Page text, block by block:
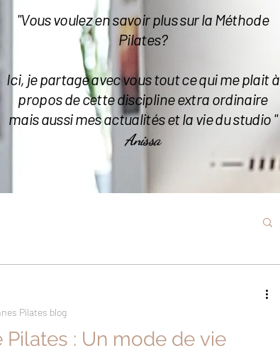
Pilates : Un mode de vie
Pilates blog
"Vous voulez en savoir plus sur la Méthode
Pilates?
Ici, je partage avec vous tout ce qui me plait à
propos de cette discipline extra ordinaire
mais aussi mes actualités et la vie du studio "
Anissa